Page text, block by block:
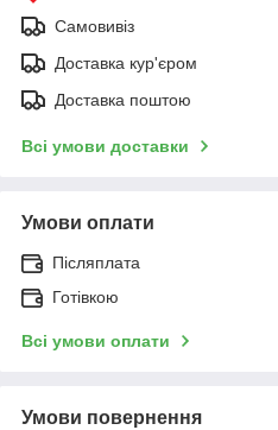
Самовивіз
Доставка кур'єром
Доставка поштою
Всі умови доставки
Умови оплати
Післяплата
Готівкою
Всі умови оплати
Умови повернення